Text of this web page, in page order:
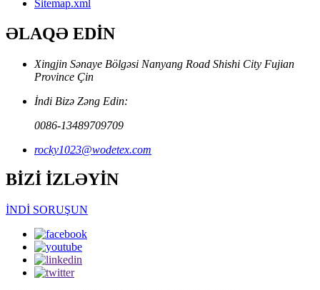
Sitemap.xml
ƏLAQƏ EDİN
Xingjin Sənaye Bölgəsi Nanyang Road Shishi City Fujian
Province Çin
İndi Bizə Zəng Edin:
0086-13489709709
rocky1023@wodetex.com
BİZİ İZLƏYİN
İNDİ SORUŞUN